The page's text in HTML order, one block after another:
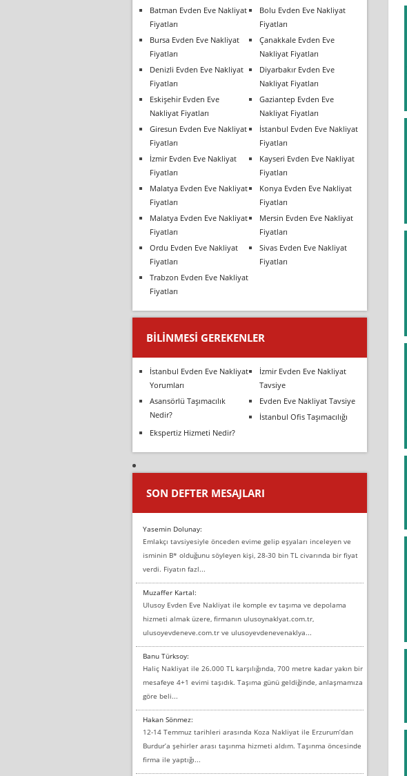
Batman Evden Eve Nakliyat
Fiyatları
Bolu Evden Eve Nakliyat
Fiyatları
Bursa Evden Eve Nakliyat
Fiyatları
Çanakkale Evden Eve
Nakliyat Fiyatları
Denizli Evden Eve Nakliyat
Fiyatları
Diyarbakır Evden Eve
Nakliyat Fiyatları
Eskişehir Evden Eve
Nakliyat Fiyatları
Gaziantep Evden Eve
Nakliyat Fiyatları
Giresun Evden Eve Nakliyat
Fiyatları
İstanbul Evden Eve Nakliyat
Fiyatları
İzmir Evden Eve Nakliyat
Fiyatları
Kayseri Evden Eve Nakliyat
Fiyatları
Malatya Evden Eve Nakliyat
Fiyatları
Konya Evden Eve Nakliyat
Fiyatları
Malatya Evden Eve Nakliyat
Fiyatları
Mersin Evden Eve Nakliyat
Fiyatları
Ordu Evden Eve Nakliyat
Fiyatları
Sivas Evden Eve Nakliyat
Fiyatları
Trabzon Evden Eve Nakliyat
Fiyatları
BILINMESI GEREKENLER
İstanbul Evden Eve Nakliyat
Yorumları
İzmir Evden Eve Nakliyat
Tavsiye
Asansörlü Taşımacılık
Nedir?
Evden Eve Nakliyat Tavsiye
İstanbul Ofis Taşımacılığı
Ekspertiz Hizmeti Nedir?
SON DEFTER MESAJLARI
Yasemin Dolunay:
Emlakçı tavsiyesiyle önceden evime gelip eşyaları inceleyen ve
isminin B* olduğunu söyleyen kişi, 28-30 bin TL civarında bir fiyat
verdi. Fiyatın fazl...
Muzaffer Kartal:
Ulusoy Evden Eve Nakliyat ile komple ev taşıma ve depolama
hizmeti almak üzere, firmanın ulusoynaklyat.com.tr,
ulusoyevdeneve.com.tr ve ulusoyevdenevenaklya...
Banu Türksoy:
Haliç Nakliyat ile 26.000 TL karşılığında, 700 metre kadar yakın bir
mesafeye 4+1 evimi taşıdık. Taşıma günü geldiğinde, anlaşmamıza
göre beli...
Hakan Sönmez:
12-14 Temmuz tarihleri arasında Koza Nakliyat ile Erzurum’dan
Burdur’a şehirler arası taşınma hizmeti aldım. Taşınma öncesinde
firma ile yaptığı...